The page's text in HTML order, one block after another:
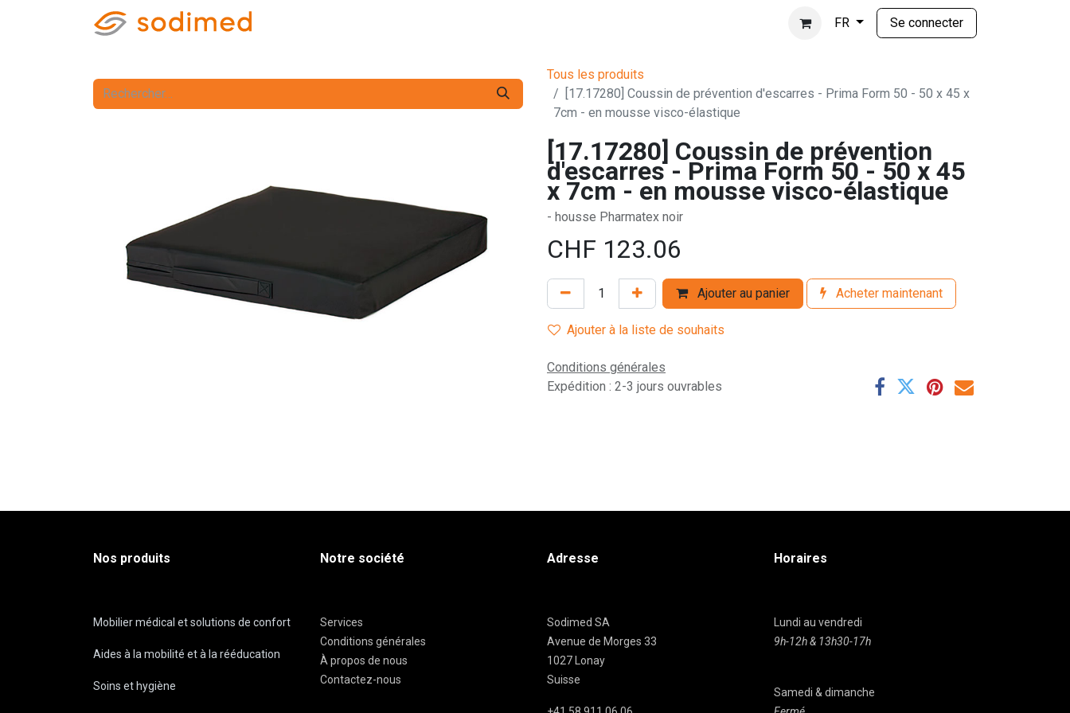
FR Se connecter
Tous les produits
[17.17280] Coussin de prévention d'escarres - Prima Form 50 - 50 x 45 x
7cm - en mousse visco-élastique
[17.17280] Coussin de prévention
d'escarres - Prima Form 50 - 50 x 45
x 7cm - en mousse visco-élastique
- housse Pharmatex noir
CHF 123.06
Ajouter au panier Acheter maintenant
Ajouter à la liste de souhaits
Conditions générales
Expédition : 2-3 jours ouvrables
Nos produits
Mobilier médical et solutions de confort
Aides à la mobilité et à la rééducation
Soins et hygiène
Notre société
Services
Conditions générales
À propos de nous
Contactez-nous
Adresse
Sodimed SA
Avenue de Morges 33
1027 Lonay
Suisse
Horaires
Lundi au vendredi
9h-12h & 13h30-17h
Samedi & dimanche